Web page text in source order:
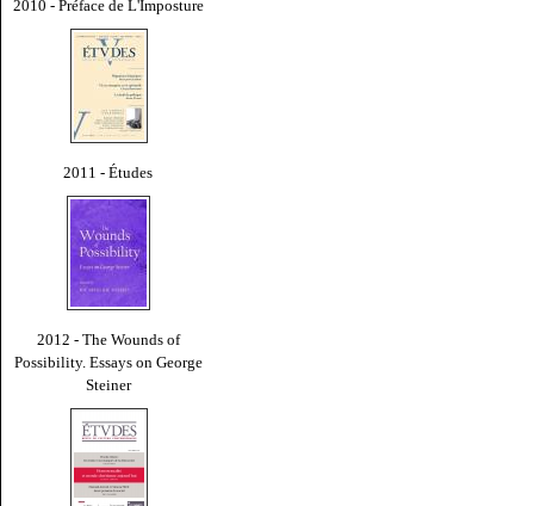
2010 - Préface de L'Imposture
2011 - Études
2012 - The Wounds of
Possibility. Essays on George
Steiner